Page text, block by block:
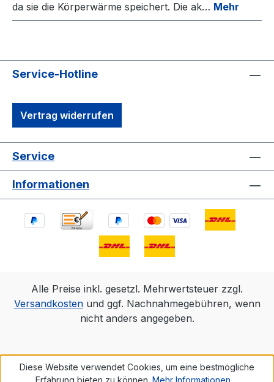
da sie die Körperwärme speichert. Die ak… Mehr
Service-Hotline
Vertrag widerrufen
Service
Informationen
Alle Preise inkl. gesetzl. Mehrwertsteuer zzgl.
Versandkostenund ggf. Nachnahmegebühren, wenn
nicht anders angegeben.
Diese Website verwendet Cookies, um eine bestmögliche
Erfahrung bieten zu können. Mehr Informationen ...